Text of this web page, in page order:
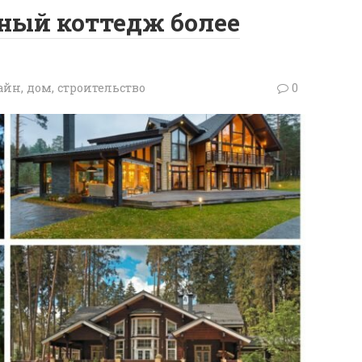
коттедж более
дом, строительство 0